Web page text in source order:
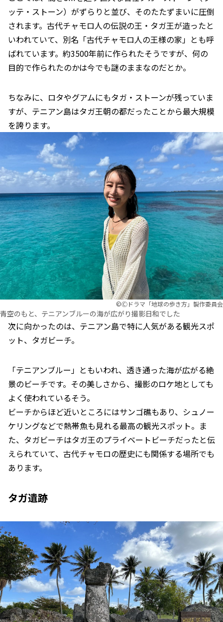
ッテ・ストーン）がずらりと並び、そのたたずまいに圧倒
されます。古代チャモロ人の伝説の王・タガ王が造ったと
いわれていて、別名「古代チャモロ人の王様の家」とも呼
ばれています。約3500年前に作られたそうですが、何の
目的で作られたのかは今でも謎のままなのだとか。
ちなみに、ロタやグアムにもタガ・ストーンが残っていま
すが、テニアン島はタガ王朝の都だったことから最大規模
を誇ります。
©︎Ⓒドラマ「地球の歩き方」製作委員会
青空のもと、テニアンブルーの海が広がり撮影日和でした
次に向かったのは、テニアン島で特に人気がある観光スポ
ット、タガビーチ。
「テニアンブルー」ともいわれ、透き通った海が広がる絶
景のビーチです。その美しさから、撮影のロケ地としても
よく使われているそう。
ビーチからほど近いところにはサンゴ礁もあり、シュノー
ケリングなどで熱帯魚も見れる最高の観光スポット。ま
た、タガビーチはタガ王のプライベートビーチだったと伝
えられていて、古代チャモロの歴史にも関係する場所でも
あります。
タガ遺跡